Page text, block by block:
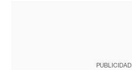
PUBLICIDAD